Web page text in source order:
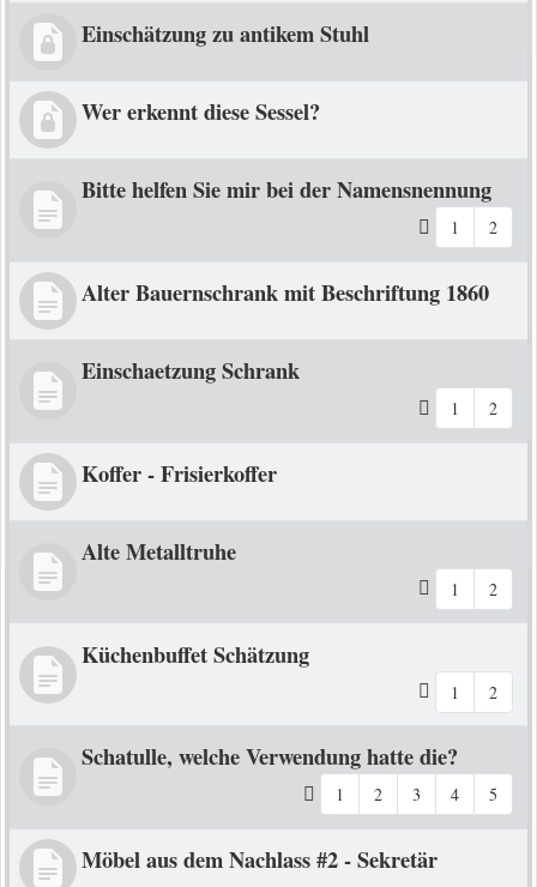
Einschätzung zu antikem Stuhl
Wer erkennt diese Sessel?
Bitte helfen Sie mir bei der Namensnennung
1 2
Alter Bauernschrank mit Beschriftung 1860
Einschaetzung Schrank
1 2
Koffer - Frisierkoffer
Alte Metalltruhe
1 2
Küchenbuffet Schätzung
1 2
Schatulle, welche Verwendung hatte die?
1 2 3 4 5
Möbel aus dem Nachlass #2 - Sekretär